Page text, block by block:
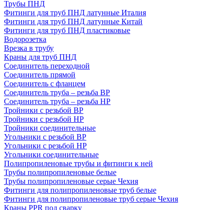
Трубы ПНД
Фитинги для труб ПНД латунные Италия
Фитинги для труб ПНД латунные Китай
Фитинги для труб ПНД пластиковые
Водорозетка
Врезка в трубу
Краны для труб ПНД
Соединитель переходной
Соединитель прямой
Соединитель с фланцем
Соединитель труба – резьба ВР
Соединитель труба – резьба НР
Тройники с резьбой ВР
Тройники с резьбой НР
Тройники соединительные
Угольники с резьбой ВР
Угольники с резьбой НР
Угольники соединительные
Полипропиленовые трубы и фитинги к ней
Трубы полипропиленовые белые
Трубы полипропиленовые серые Чехия
Фитинги для полипропиленовые труб белые
Фитинги для полипропиленовые труб серые Чехия
Краны PPR под сварку